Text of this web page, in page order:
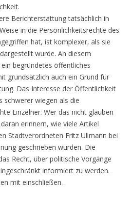
Berichterstattung tatsächlich in
in die Persönlichkeitsrechte des
hat, ist komplexer, als sie
wurde. An diesem
begründetes öffentliches
grundsätzlich auch ein Grund für
Das Interesse der Öffentlichkeit
schwerer wiegen als die
Einzelner. Wer das nicht glauben
erinnern, wie viele Artikel
Stadtverordneten Fritz Ullmann bei
geschrieben wurden. Die
Recht, über politische Vorgänge
informiert zu werden.
mit einschließen.